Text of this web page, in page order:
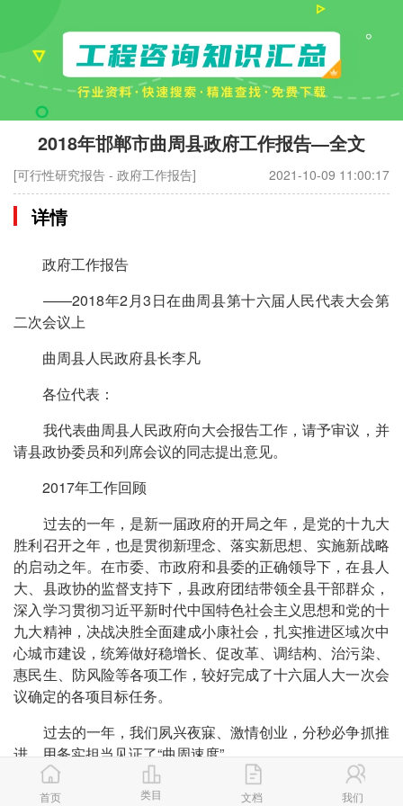
2018年邯郸市曲周县政府工作报告—全文
[可行性研究报告 - 政府工作报告] 2021-10-09 11:00:17
详情
政府工作报告
——2018年2月3日在曲周县第十六届人民代表大会第
二次会议上
曲周县人民政府县长李凡
各位代表：
我代表曲周县人民政府向大会报告工作，请予审议，并
请县政协委员和列席会议的同志提出意见。
2017年工作回顾
过去的一年，是新一届政府的开局之年，是党的十九大
胜利召开之年，也是贯彻新理念、落实新思想、实施新战略
的启动之年。在市委、市政府和县委的正确领导下，在县人
大、县政协的监督支持下，县政府团结带领全县干部群众，
深入学习贯彻习近平新时代中国特色社会主义思想和党的十
九大精神，决战决胜全面建成小康社会，扎实推进区域次中
心城市建设，统筹做好稳增长、促改革、调结构、治污染、
惠民生、防风险等各项工作，较好完成了十六届人大一次会
议确定的各项目标任务。
过去的一年，我们夙兴夜寐、激情创业，分秒必争抓推
进，用务实担当见证了“曲周速度”
推动更高质量发展，就是要按照十九大报告明确的发展
首页 类目 文档 我们